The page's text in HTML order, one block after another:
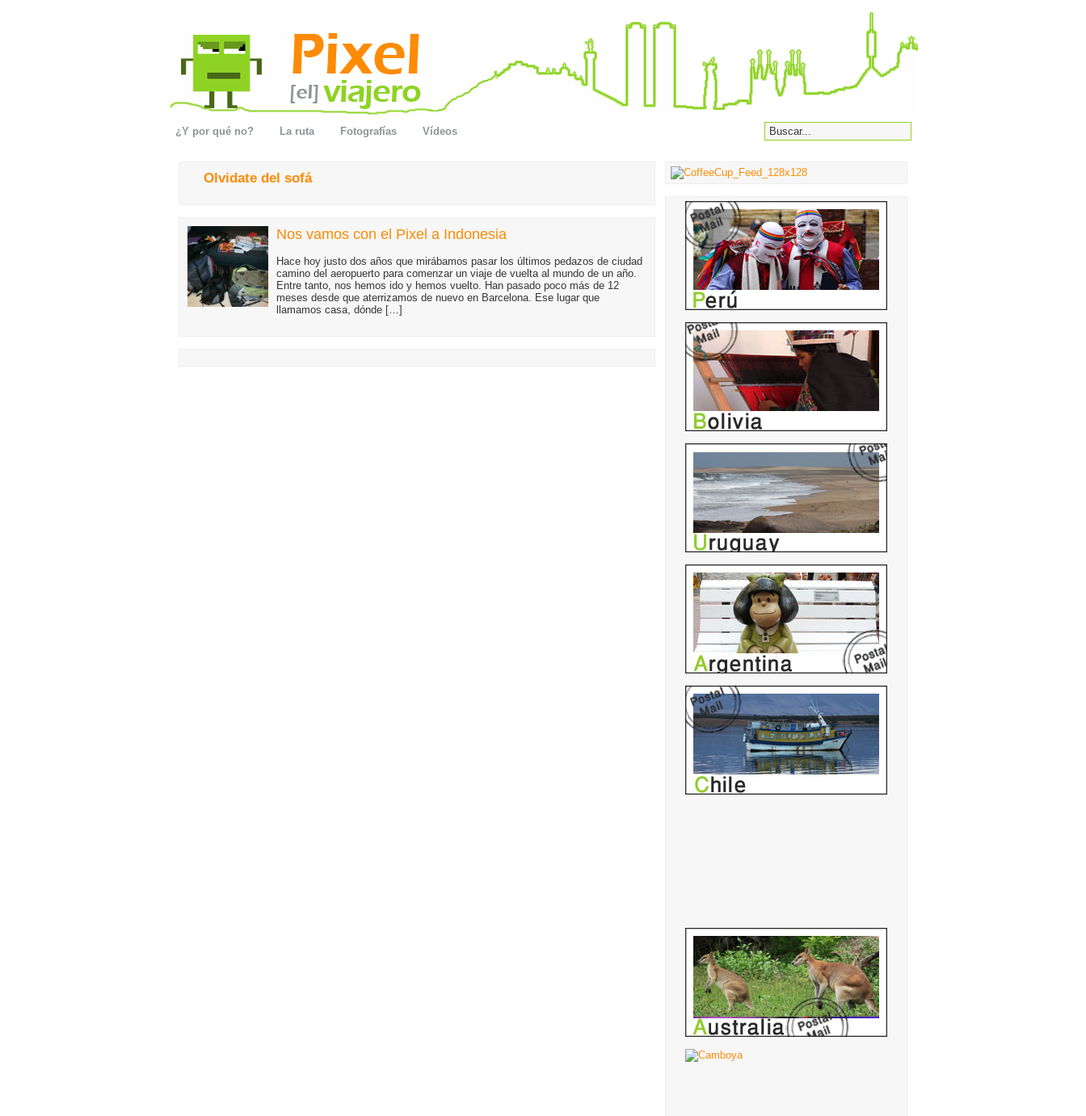
¿Y por qué no? La ruta Fotografías Vídeos
Olvidate del sofá
Nos vamos con el Pixel a Indonesia
Hace hoy justo dos años que mirábamos pasar los últimos pedazos de ciudad
camino del aeropuerto para comenzar un viaje de vuelta al mundo de un año.
Entre tanto, nos hemos ido y hemos vuelto. Han pasado poco más de 12
meses desde que aterrizamos de nuevo en Barcelona. Ese lugar que
llamamos casa, dónde […]